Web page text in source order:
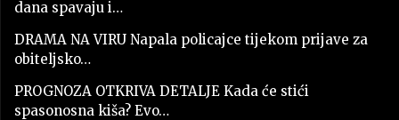
dana spavaju i…
DRAMA NA VIRU Napala policajce tijekom prijave za
obiteljsko…
PROGNOZA OTKRIVA DETALJE Kada će stići
spasonosna kiša? Evo…